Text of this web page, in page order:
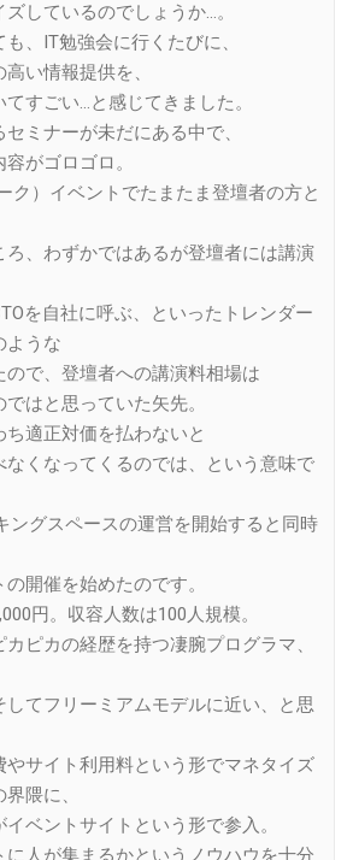
しているのでしょうか…。
、IT勉強会に行くたびに、
い情報提供を、
すごい…と感じてきました。
ミナーが未だにある中で、
がゴロゴロ。
ク）イベントでたまたま登壇者の方と
ろ、わずかではあるが登壇者には講演
を自社に呼ぶ、といったトレンダー
ような
で、登壇者への講演料相場は
はと思っていた矢先。
ち適正対価を払わないと
くなってくるのでは、という意味で
ングスペースの運営を開始すると同時
開催を始めたのです。
円。収容人数は100人規模。
ピカの経歴を持つ凄腕プログラマ、
してフリーミアムモデルに近い、と思
やサイト利用料という形でマネタイズ
隈に、
ベントサイトという形で参入。
に人が集まるかというノウハウを十分